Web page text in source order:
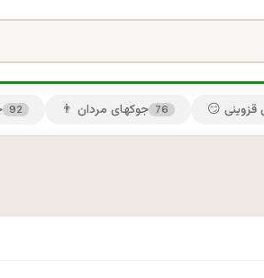
92 👨 جوکهای مردان 76 قزوینی